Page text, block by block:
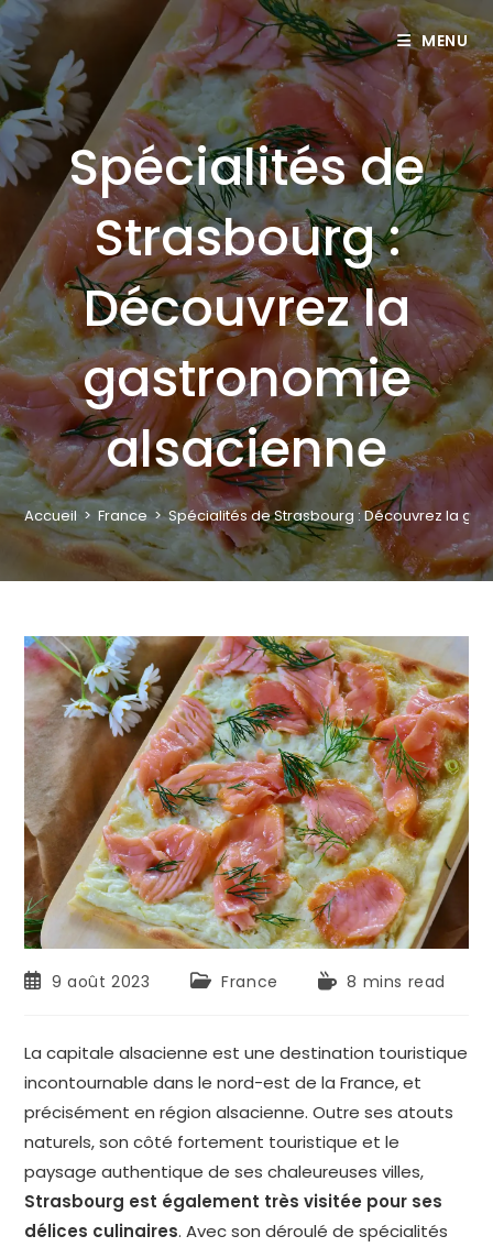
MENU
Spécialités de
Strasbourg :
Découvrez la
gastronomie
alsacienne
Accueil > France > Spécialités de Strasbourg : Découvrez la
9 août 2023 France 8 mins read
La capitale alsacienne est une destination touristique
incontournable dans le nord-est de la France, et
précisément en région alsacienne. Outre ses atouts
naturels, son côté fortement touristique et le
paysage authentique de ses chaleureuses villes,
Strasbourg est également très visitée pour ses
délices culinaires. Avec son déroulé de spécialités